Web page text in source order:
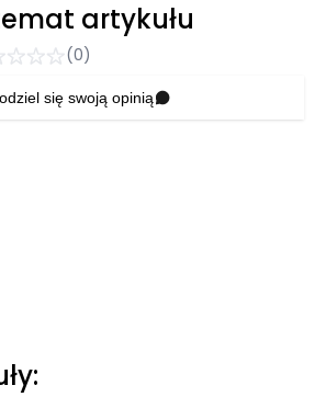
artykułu
(0)
się swoją opinią